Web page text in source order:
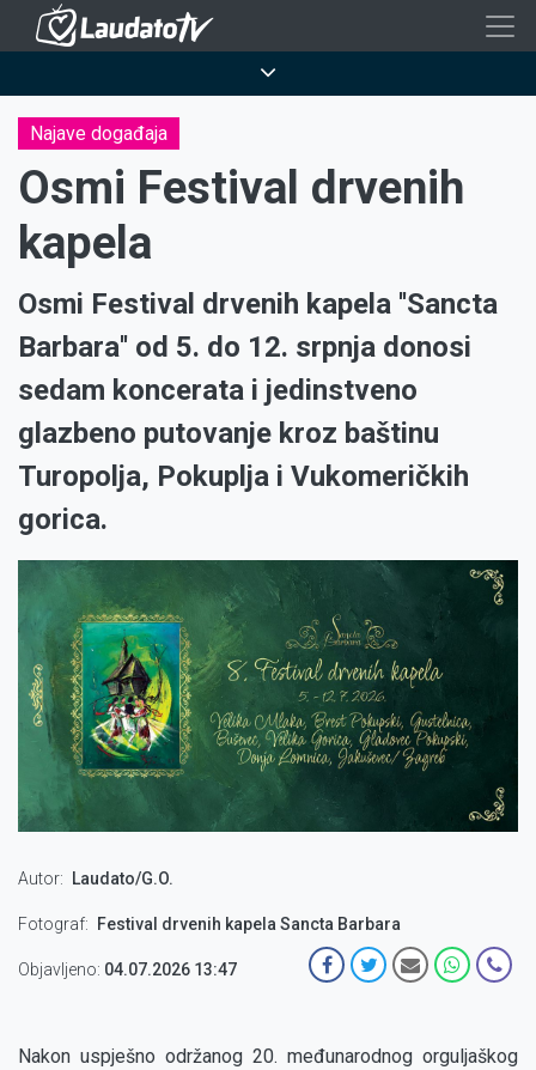
Skoči
sadržaj
Najave događaja
Osmi Festival drvenih
kapela
Osmi Festival drvenih kapela ''Sancta
Barbara'' od 5. do 12. srpnja donosi
sedam koncerata i jedinstveno
glazbeno putovanje kroz baštinu
Turopolja, Pokuplja i Vukomeričkih
gorica.
Autor Laudato/G.O.
Fotograf Festival drvenih kapela Sancta Barbara
Objavljeno: 04.07.2026 13:47
Nakon uspješno održanog 20. međunarodnog orguljaškog